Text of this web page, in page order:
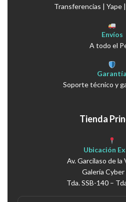
Transferencias | Yape
Envíos
A todo el
Garantía
Soporte técnico y
Tienda
Ubicación
Av. Garcilaso de la
Galería Cyber
Tda. SSB-140 –